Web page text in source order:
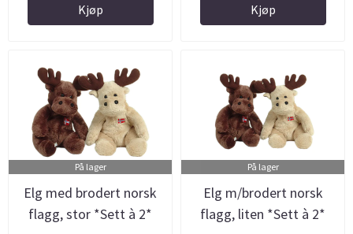
Kjøp Kjøp
På lager
Elg med brodert norsk
flagg, stor *Sett à 2*
På lager
Elg m/brodert norsk
flagg, liten *Sett à 2*